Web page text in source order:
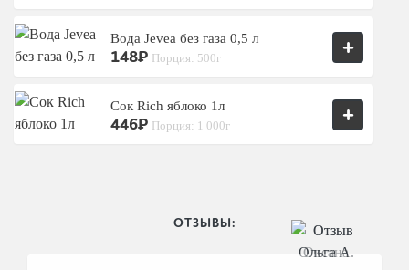
Вода Jevea без газа 0,5 л
148₽ Порция: 500г +
Сок Rich яблоко 1л
446₽ Порция: 1 000г +
ОТЗЫВЫ: